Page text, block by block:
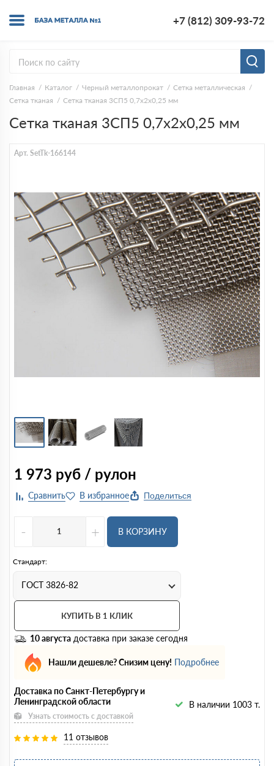
+7 (812) 309-93-72
Главная Каталог Черный металлопрокат
Сетка металлическая
Сетка тканая
Сетка тканая 3СП5 0,7х2х0,25 мм
Сетка тканая 3СП5 0,7х2х0,25 мм
Арт. SetTk-166144
1 973 руб / рулон
Поделиться
- + В КОРЗИНУ
Стандарт:
ГОСТ 3826-82
КУПИТЬ В 1 КЛИК
10 августа доставка при заказе сегодня
Нашли дешевле? Снизим цену! Подробнее
Доставка по Санкт-Петербургу и
Ленинградской области
Узнать стоимость с доставкой
В наличии 1003 т.
11 отзывов